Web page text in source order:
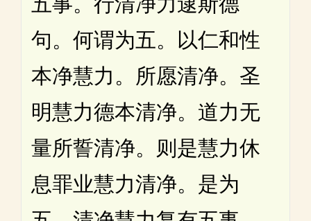
句。何谓为五。以仁和性
本净慧力。所愿清净。圣
明慧力德本清净。道力无
量所誓清净。则是慧力休
息罪业慧力清净。是为